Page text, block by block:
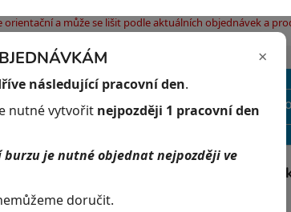
×
následující pracovní den.
nutné vytvořit nejpozději 1 pracovní den
je nutné objednat nejpozději ve
doručit.
a může se lišit podle aktuálních objednávek a
podmínky Podmínky ochrany osobních údajů
Kalendář